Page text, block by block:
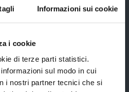
Informazioni sui cookie
i cookie
di terze parti statistici.
sul modo in cui
i nostri partner tecnici che si